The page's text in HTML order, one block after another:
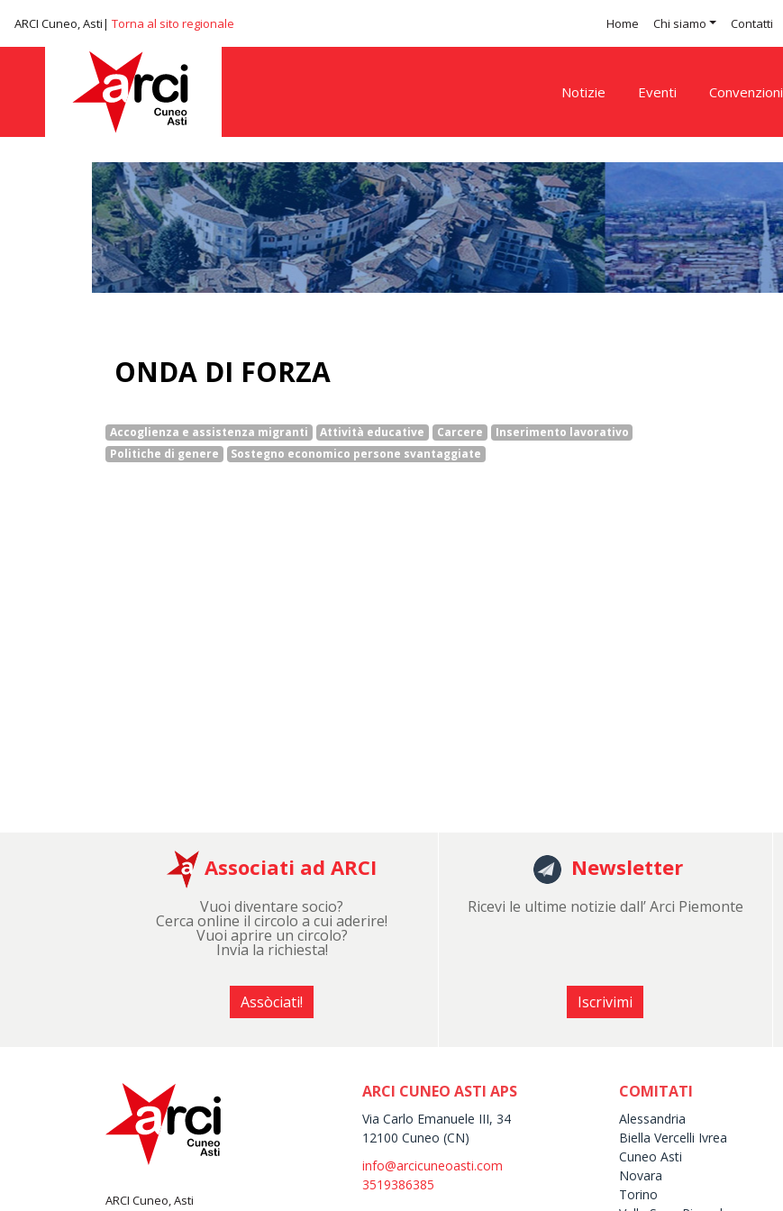
ARCI Cuneo, Asti| Torna al sito regionale Home Chi siamo Contatti
Notizie Eventi Convenzioni
ONDA DI FORZA
Accoglienza e assistenza migranti Attività educative Carcere
Inserimento lavorativo
Politiche di genere
Sostegno economico persone svantaggiate
Associati ad ARCI
Vuoi diventare socio?
Cerca online il circolo a cui aderire!
Vuoi aprire un circolo?
Invia la richiesta!
Assòciati!
Newsletter
Ricevi le ultime notizie dall’ Arci Piemonte
Iscrivimi
ARCI Cuneo, Asti
ARCI CUNEO ASTI APS
Via Carlo Emanuele III, 34
12100 Cuneo (CN)
info@arcicuneoasti.com
3519386385
COMITATI
Alessandria
Biella Vercelli Ivrea
Cuneo Asti
Novara
Torino